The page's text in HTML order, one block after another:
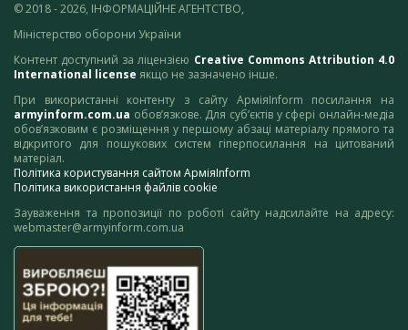
© 2018 - 2026, ІНФОРМАЦІЙНЕ АГЕНТСТВО,
Міністерство оборони України
Контент доступний за ліцензією Creative Commons Attribution 4.0
International license якщо не зазначено інше.
При використанні контенту з сайту АрміяInform посилання на
armyinform.com.ua обов’язкове. Для суб’єктів у сфері онлайн-медіа
обов’язковим є розміщення у першому абзаці матеріалу прямого та
відкритого для пошукових систем гіперпосилання на цитований
матеріал.
Політика користування сайтом АрміяInform
Політика використання файлів cookie
Зауваження та пропозиції по роботі сайту надсилайте на адресу:
webmaster@armyinform.com.ua